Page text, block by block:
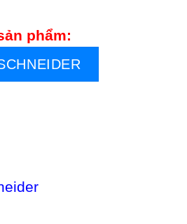
phẩm: